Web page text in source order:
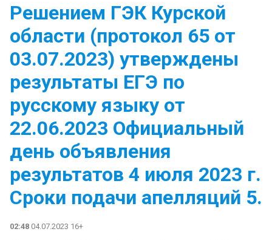
Решением ГЭК Курской
области (протокол 65 от
03.07.2023) утверждены
результаты ЕГЭ по
русскому языку от
22.06.2023 Официальный
день объявления
результатов 4 июля 2023 г.
Сроки подачи апелляций 5.
02:48 04.07.2023 16+